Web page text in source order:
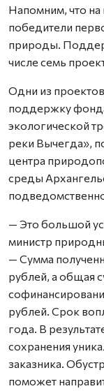
Напомним, что
победители
природы.
числе семь
Одни из
поддержку
экологической
реки Вычегда»,
центра
среды
— Это большой
министр
— Сумма
рублей, а общая
рублей. Срок
года. В
сохранения
заказника.
поможет